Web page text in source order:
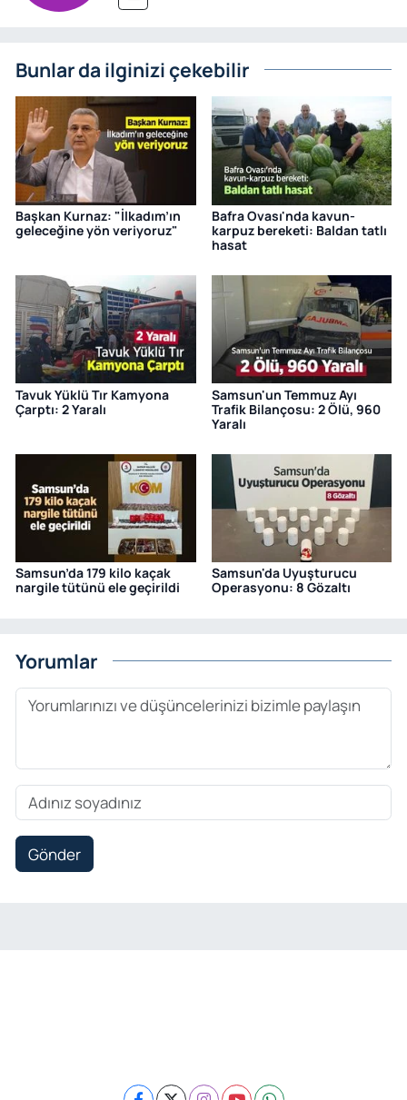
Bunlar da ilginizi çekebilir
Başkan Kurnaz: "İlkadım’ın
geleceğine yön veriyoruz"
Bafra Ovası'nda kavun-
karpuz bereketi: Baldan tatlı
hasat
Tavuk Yüklü Tır Kamyona
Çarptı: 2 Yaralı
Samsun'un Temmuz Ayı
Trafik Bilançosu: 2 Ölü, 960
Yaralı
Samsun’da 179 kilo kaçak
nargile tütünü ele geçirildi
Samsun'da Uyuşturucu
Operasyonu: 8 Gözaltı
Yorumlar
Gönder